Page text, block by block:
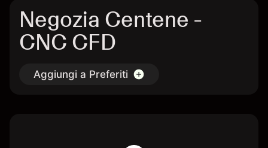
Negozia Centene -
CNC CFD
Aggiungi a Preferiti